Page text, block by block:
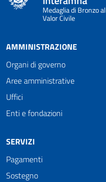
Medaglia di Bronzo al
Valor Civile
AMMINISTRAZIONE
Organi di governo
Aree amministrative
Uffici
Enti e fondazioni
SERVIZI
Pagamenti
Sostegno